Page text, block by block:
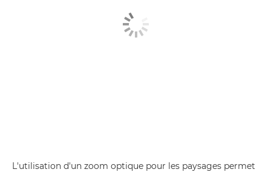
L'utilisation d'un zoom optique pour les paysages permet